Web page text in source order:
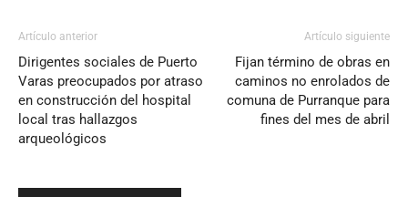
Artículo anterior
Dirigentes sociales de Puerto
Varas preocupados por atraso
en construcción del hospital
local tras hallazgos
arqueológicos
Artículo siguiente
Fijan término de obras en
caminos no enrolados de
comuna de Purranque para
fines del mes de abril